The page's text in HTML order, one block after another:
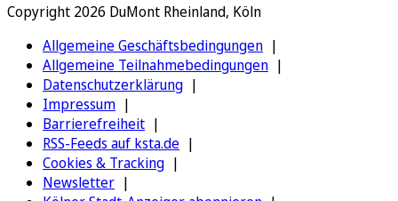
Copyright 2026 DuMont Rheinland, Köln
Allgemeine Geschäftsbedingungen
Allgemeine Teilnahmebedingungen
Datenschutzerklärung
Impressum
Barrierefreiheit
RSS-Feeds auf ksta.de
Cookies & Tracking
Newsletter